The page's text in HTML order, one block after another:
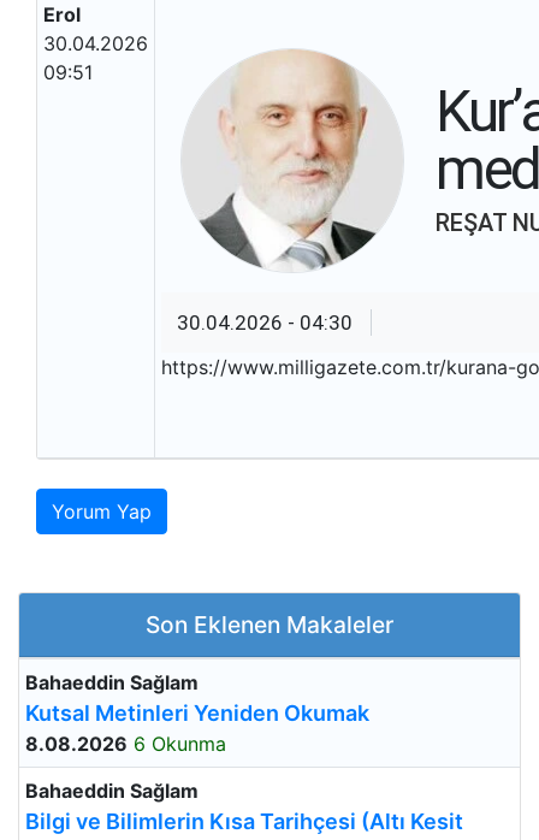
Erol
30.04.2026
09:51
REŞAT
30.04.2026 - 04:30
https://www.milligazete.com.tr/kurana-
Yorum Yap
Son Eklenen Makaleler
Bahaeddin Sağlam
Kutsal Metinleri Yeniden Okumak
8.08.2026 6 Okunma
Bahaeddin Sağlam
Bilgi ve Bilimlerin Kısa Tarihçesi (Altı Kesit